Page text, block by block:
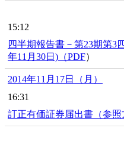
15:12
四半期報告書－第23期第3
年11月30日)（PDF）
2014年11月17日（月）
16:31
訂正有価証券届出書（参照